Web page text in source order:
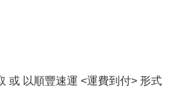
或 以順豐速運 <運費到付> 形式